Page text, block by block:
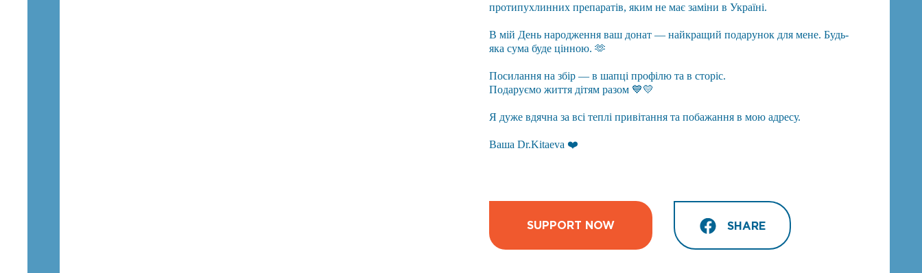
протипухлинних препаратів, яким не має заміни в Україні.
В мій День народження ваш донат — найкращий подарунок для мене. Будь-
яка сума буде цінною. 🫶
Посилання на збір — в шапці профілю та в сторіс.
Подаруємо життя дітям разом 💙💛
Я дуже вдячна за всі теплі привітання та побажання в мою адресу.
Ваша Dr.Kitaeva ❤️
SUPPORT NOW SHARE